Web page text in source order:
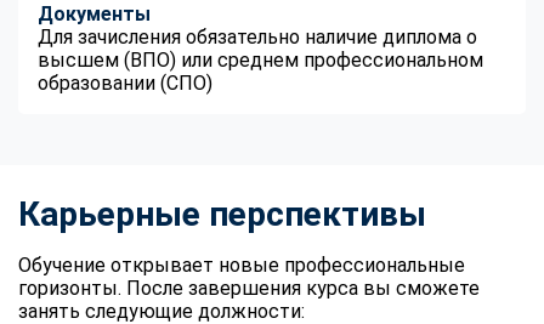
Документы
Для зачисления обязательно наличие диплома о
высшем (ВПО) или среднем профессиональном
образовании (СПО)
Карьерные перспективы
Обучение открывает новые профессиональные
горизонты. После завершения курса вы сможете
занять следующие должности: